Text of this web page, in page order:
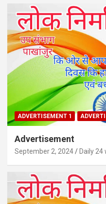
h
ADVERTISEMENT 1
Advertisement
September 2, 2024 Daily